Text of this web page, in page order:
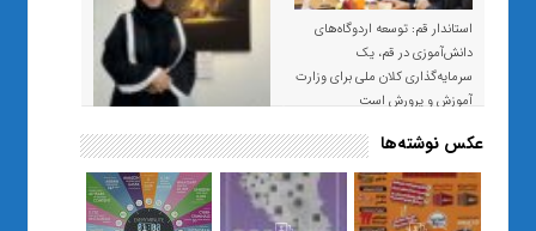
استاندار قم: توسعه اردوگاه‌های
دانش‌آموزی در قم، یک
سرمایه‌گذاری کلان ملی برای وزارت
آموزش و پرورش است
«صبر و اعتماد؛ روایت معلمی که
نسل Z را از بی‌هدفی به خودباوری
رساند / از یک کلاس ساده در قم تا
حضور مشترک معلم و هنرجویان
عکس نوشته‌ها